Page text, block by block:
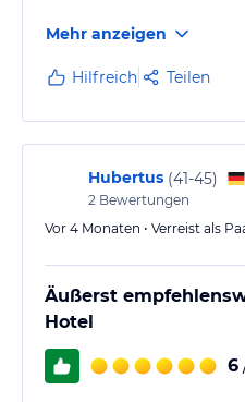
Mehr anzeigen
Hilfreich Teilen
Hubertus (41-45)
2 Bewertungen
Vor 4 Monaten • Verreist als
Äußerst
Hotel
6